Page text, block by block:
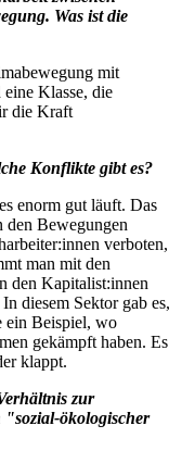
Was ist die
mit
Klasse, die
die Kraft
Konflikte gibt es?
enorm gut läuft. Das
den Bewegungen
verboten,
man mit den
den Kapitalist:innen
diesem Sektor gab es,
ein Beispiel, wo
gekämpft haben. Es
klappt.
zur
"sozial-ökologischer